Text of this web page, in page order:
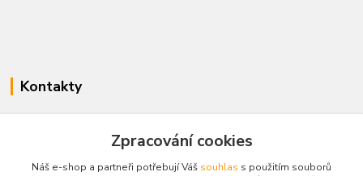
Kontakty
+420 721 056 406
Zpracování cookies
Náš e-shop a partneři potřebují Váš souhlas s použitím souborů